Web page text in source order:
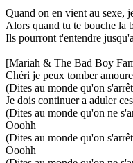
Quand on en vient au sexe,
Alors quand tu te bouche la
Ils pourront t'entendre
[Mariah & The Bad Boy
Chéri je peux tomber
(Dites au monde qu'on
Je dois continuer a aduler
(Dites au monde qu'on ne
Ooohh
(Dites au monde qu'on
Ooohh